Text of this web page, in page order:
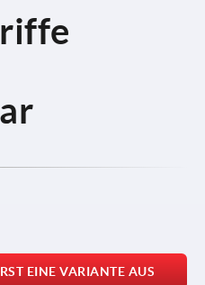
EINE VARIANTE AUS